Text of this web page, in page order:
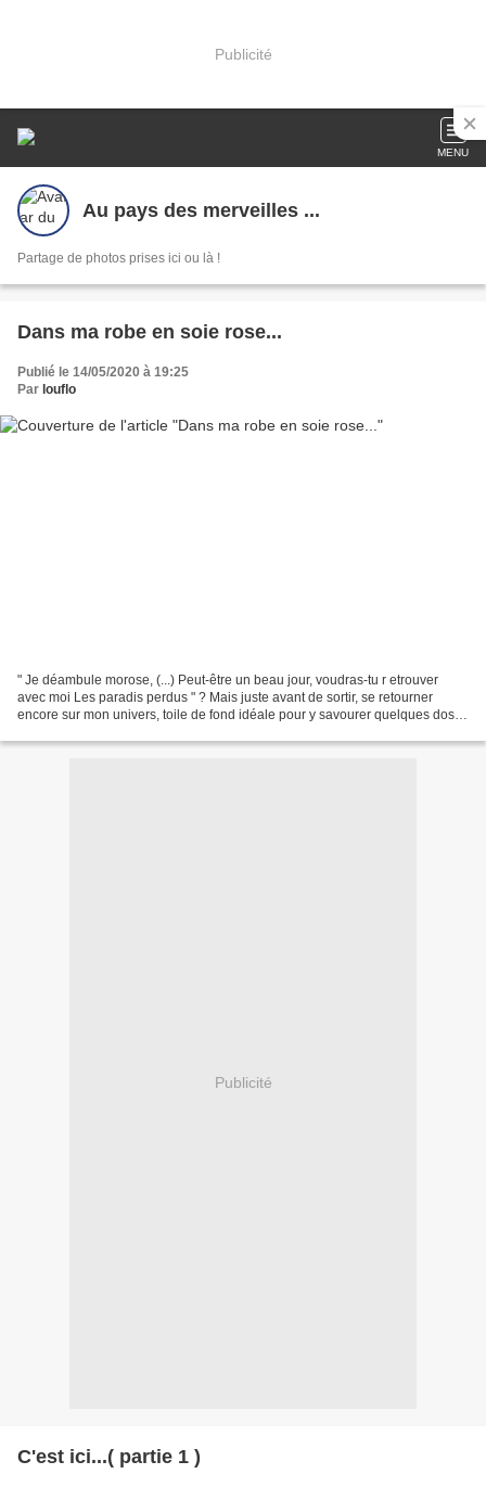
Publicité
MENU
Au pays des merveilles ...
Partage de photos prises ici ou là !
Dans ma robe en soie rose...
Publié le 14/05/2020 à 19:25
Par louflo
" Je déambule morose, (...) Peut-être un beau jour, voudras-tu r etrouver
avec moi Les paradis perdus " ? Mais juste avant de sortir, se retourner
encore sur mon univers, toile de fond idéale pour y savourer quelques doses
Publicité
C'est ici...( partie 1 )